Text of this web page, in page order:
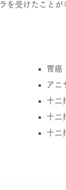
を受けたことが
胃癌
アニ
十二
十二
十二